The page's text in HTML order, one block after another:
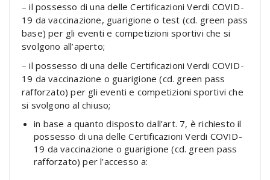
– il possesso di una delle Certificazioni Verdi COVID-
19 da vaccinazione, guarigione o test (cd. green pass
base) per gli eventi e competizioni sportivi che si
svolgono all’aperto;
– il possesso di una delle Certificazioni Verdi COVID-
19 da vaccinazione o guarigione (cd. green pass
rafforzato) per gli eventi e competizioni sportivi che
si svolgono al chiuso;
in base a quanto disposto dall’art. 7, è richiesto il
possesso di una delle Certificazioni Verdi COVID-
19 da vaccinazione o guarigione (cd. green pass
rafforzato) per l’accesso a: